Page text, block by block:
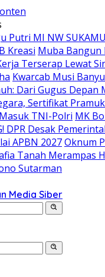
Putri MI NW
Kreasi Muba Bangun
Terserap Lewat
Kwarcab Musi
Dari Gugus Depan
Sertifikat
TNI-Polri MK
DPR Desak
APBN 2027Oknum
Tanah Merampas
Sutarman
Media Siber